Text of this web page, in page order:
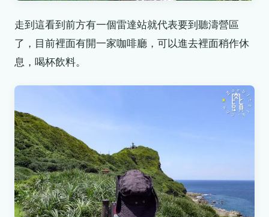
走到這看到前方有一個雷達站就代表要到聽濤營區
了，目前裡面有開一家咖啡廳，可以進去裡面稍作休
息，喝杯飲料。